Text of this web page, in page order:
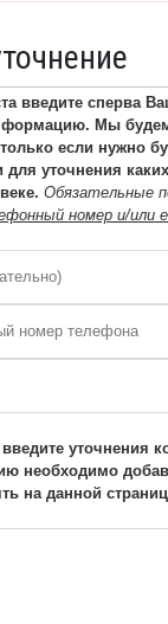
введите сперва
Мы
если нужно
для уточнения
Обязательные
номер и/или
уточнения
необходимо
на данной